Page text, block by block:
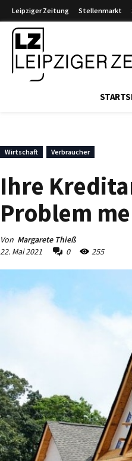
Leipziger Zeitung Stellenmarkt
Wirtschaft Verbraucher
Ihre
Problem
Von Margarete Thieß
22. Mai 2021
0 255